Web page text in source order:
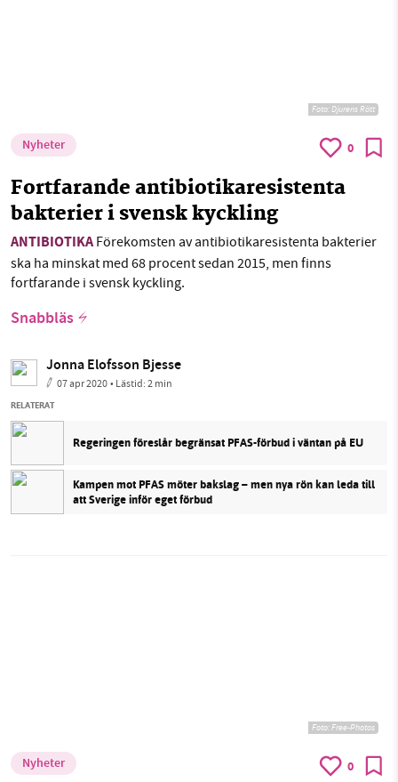
Foto:Djurens Rätt
Nyheter 0
Fortfarande antibiotikaresistenta
bakterier i svensk kyckling
ANTIBIOTIKAFörekomsten av antibiotikaresistenta bakterier
ska ha minskat med 68 procent sedan 2015, men finns
fortfarande i svensk kyckling.
Snabbläs
Jonna Elofsson Bjesse
07 apr 2020• Lästid:2 min
RELATERAT
Regeringen föreslår begränsat PFAS-förbud i väntan på EU
Kampen mot PFAS möter bakslag – men nya rön kan leda till
att Sverige inför eget förbud
Foto:Free-Photos
Nyheter 0